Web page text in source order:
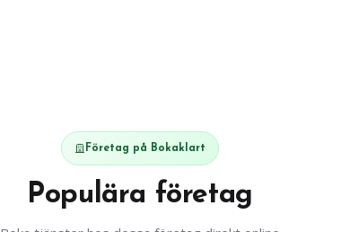
Företag på Bokaklart
Populära företag